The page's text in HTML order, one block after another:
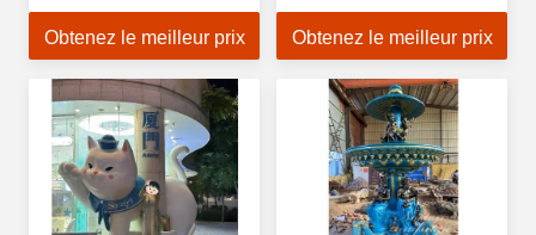
statue durable pour
décoration de jardin
d'attractions
Obtenez le meilleur prix
pieuvre, adaptée à
l'affichage commercial et
Obtenez le meilleur prix